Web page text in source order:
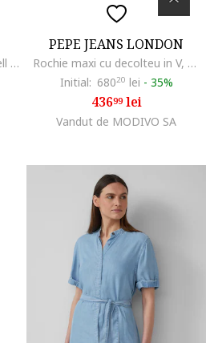
Rochie din amestec de lyocell cu decolteu drapat, Alb/Albastru
PEPE JEANS LONDON
Rochie maxi cu decolteu in V, Albastru deschis
Initial: 68020 lei - 35%
43699lei
Vandut de MODIVO SA